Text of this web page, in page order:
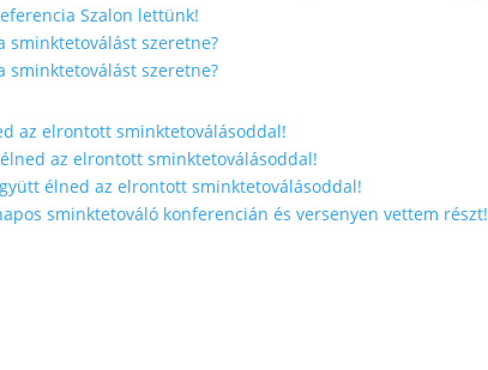
Szalon lettünk!
sminktetoválást szeretne?
sminktetoválást szeretne?
az elrontott sminktetoválásoddal!
az elrontott sminktetoválásoddal!
élned az elrontott sminktetoválásoddal!
sminktetováló konferencián és versenyen vettem részt!